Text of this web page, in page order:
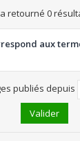
retourné 0
aux
publiés depuis